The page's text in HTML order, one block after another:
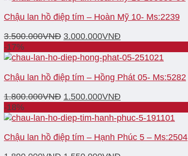
Chậu lan hồ điệp tím – Hoàn Mỹ 10- Ms:2239
3.500.000VNĐ 3.000.000VNĐ
-17%
Chậu lan hồ điệp tím – Hồng Phát 05- Ms:5282
1.800.000VNĐ 1.500.000VNĐ
-18%
Chậu lan hồ điệp tím – Hạnh Phúc 5 – Ms:2504